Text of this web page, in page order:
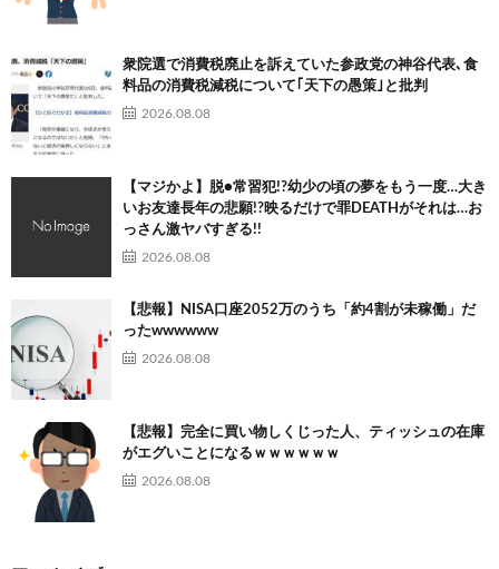
衆院選で消費税廃止を訴えていた参政党の神谷代表､食
料品の消費税減税について｢天下の愚策｣と批判
2026.08.08
【マジかよ】脱●常習犯!?幼少の頃の夢をもう一度…大き
いお友達長年の悲願!?映るだけで罪DEATHがそれは…お
っさん激ヤバすぎる!!
2026.08.08
【悲報】NISA口座2052万のうち「約4割が未稼働」だ
ったwwwwww
2026.08.08
【悲報】完全に買い物しくじった人、ティッシュの在庫
がエグいことになるｗｗｗｗｗｗ
2026.08.08